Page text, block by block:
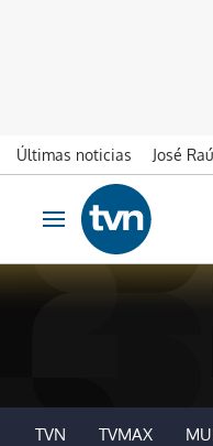
Últimas noticias José
Ir al contenido
Obrir navegació
TVN TVMAX